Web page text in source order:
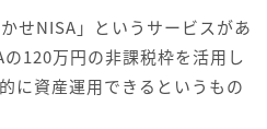
せNISA」というサービスがあ
120万円の非課税枠を活用し
に資産運用できるというもの